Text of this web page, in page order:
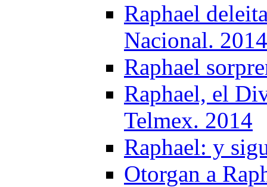
Raphael
Nacional. 2014
Raphael
Raphael, el
Telmex. 2014
Raphael: y
Otorgan a